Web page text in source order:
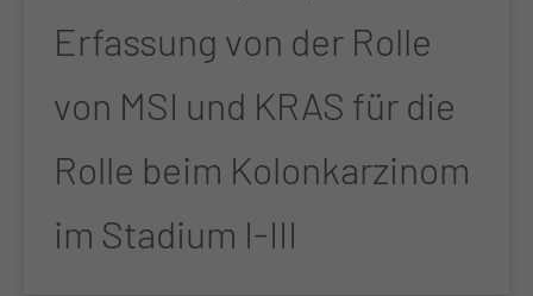
Erfassung von der Rolle
von MSI und KRAS für die
Rolle beim Kolonkarzinom
im Stadium I-III